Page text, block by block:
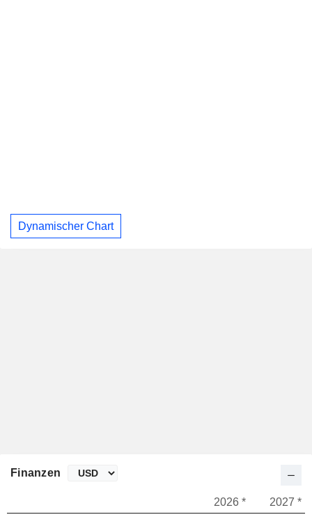
Dynamischer Chart
Finanzen
2026 *
2027 *